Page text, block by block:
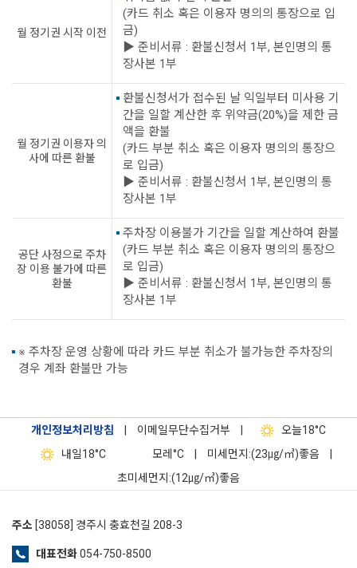
월 정기권 시작 이전
(카드 취소 혹은 이용자 명의의 통장으로 입
금)
▶ 준비서류 : 환불신청서 1부, 본인명의 통
장사본 1부
월 정기권 이용자 의
사에 따른 환불
환불신청서가 접수된 날 익일부터 미사용 기
간을 일할 계산한 후 위약금(20%)을 제한 금
액을 환불
(카드 부분 취소 혹은 이용자 명의의 통장으
로 입금)
▶ 준비서류 : 환불신청서 1부, 본인명의 통
장사본 1부
공단 사정으로 주차
장 이용 불가에 따른
환불
주차장 이용불가 기간을 일할 계산하여 환불
(카드 부분 취소 혹은 이용자 명의의 통장으
로 입금)
▶ 준비서류 : 환불신청서 1부, 본인명의 통
장사본 1부
※ 주차장 운영 상황에 따라 카드 부분 취소가 불가능한 주차장의
경우 계좌 환불만 가능
개인정보처리방침 이메일무단수집거부 오늘18°C
내일18°C 모레 °C 미세먼지:(23㎍/㎥)좋음
초미세먼지:(12㎍/㎥)좋음
주소 [38058] 경주시 충효천길 208-3
대표전화054-750-8500